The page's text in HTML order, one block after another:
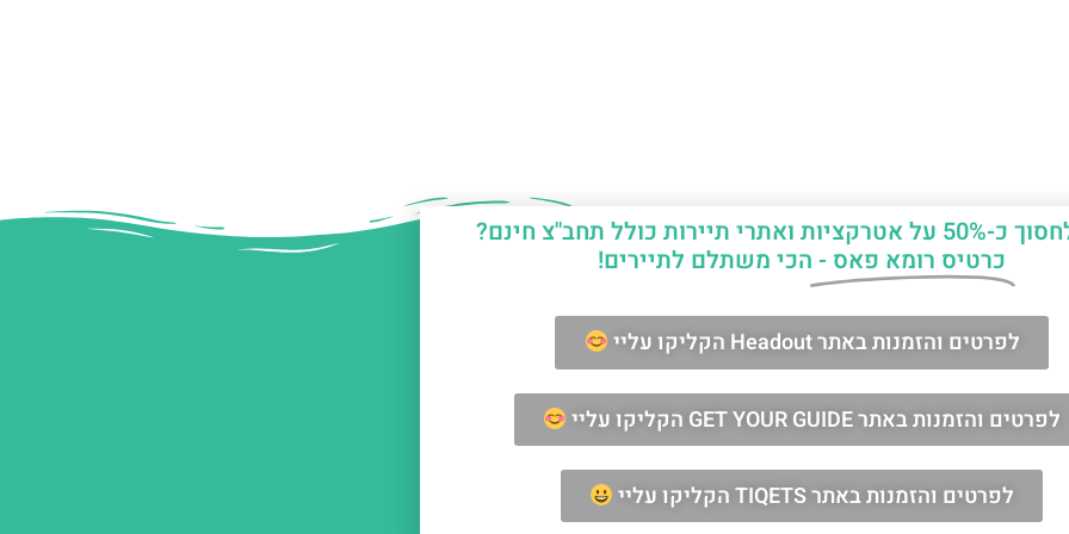
החופשה ברומא?
מאשר/ת קבלת דיוור וחומרים פרסומיים
שליחה
ואתרי תיירות כולל תחב"צ חינם?
כרטיס רומא פאס - הכי משתלם לתיירים!
לפרטים והזמנות באתר Headout הקליקו עליי
לפרטים והזמנות באתר GET YOUR GUIDE הקליקו עליי
לפרטים והזמנות באתר TIQETS הקליקו עליי